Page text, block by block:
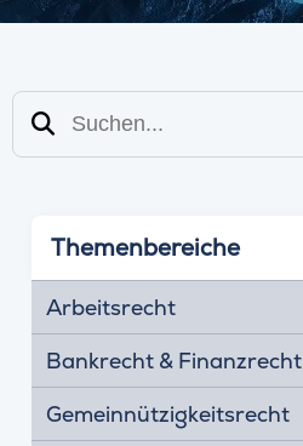
Suchen
Themenbereiche
Arbeitsrecht
Bankrecht & Finanzrecht
Gemeinnützigkeitsrecht